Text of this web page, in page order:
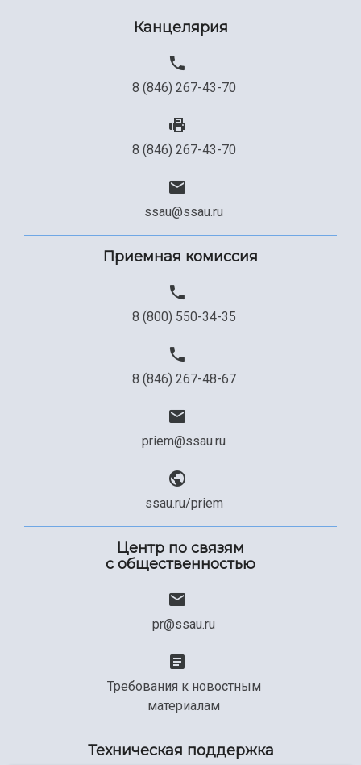
Канцелярия
8 (846) 267-43-70
8 (846) 267-43-70
ssau@ssau.ru
Приемная комиссия
8 (800) 550-34-35
8 (846) 267-48-67
priem@ssau.ru
ssau.ru/priem
Центр по связям
с общественностью
pr@ssau.ru
Требования к новостным
материалам
Техническая поддержка